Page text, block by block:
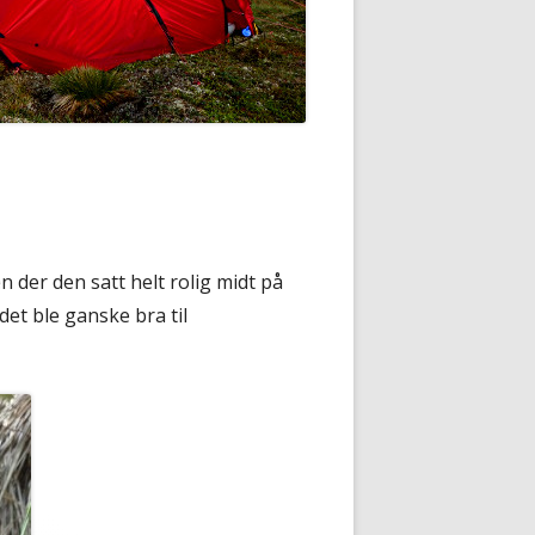
der den satt helt rolig midt på
ble ganske bra til